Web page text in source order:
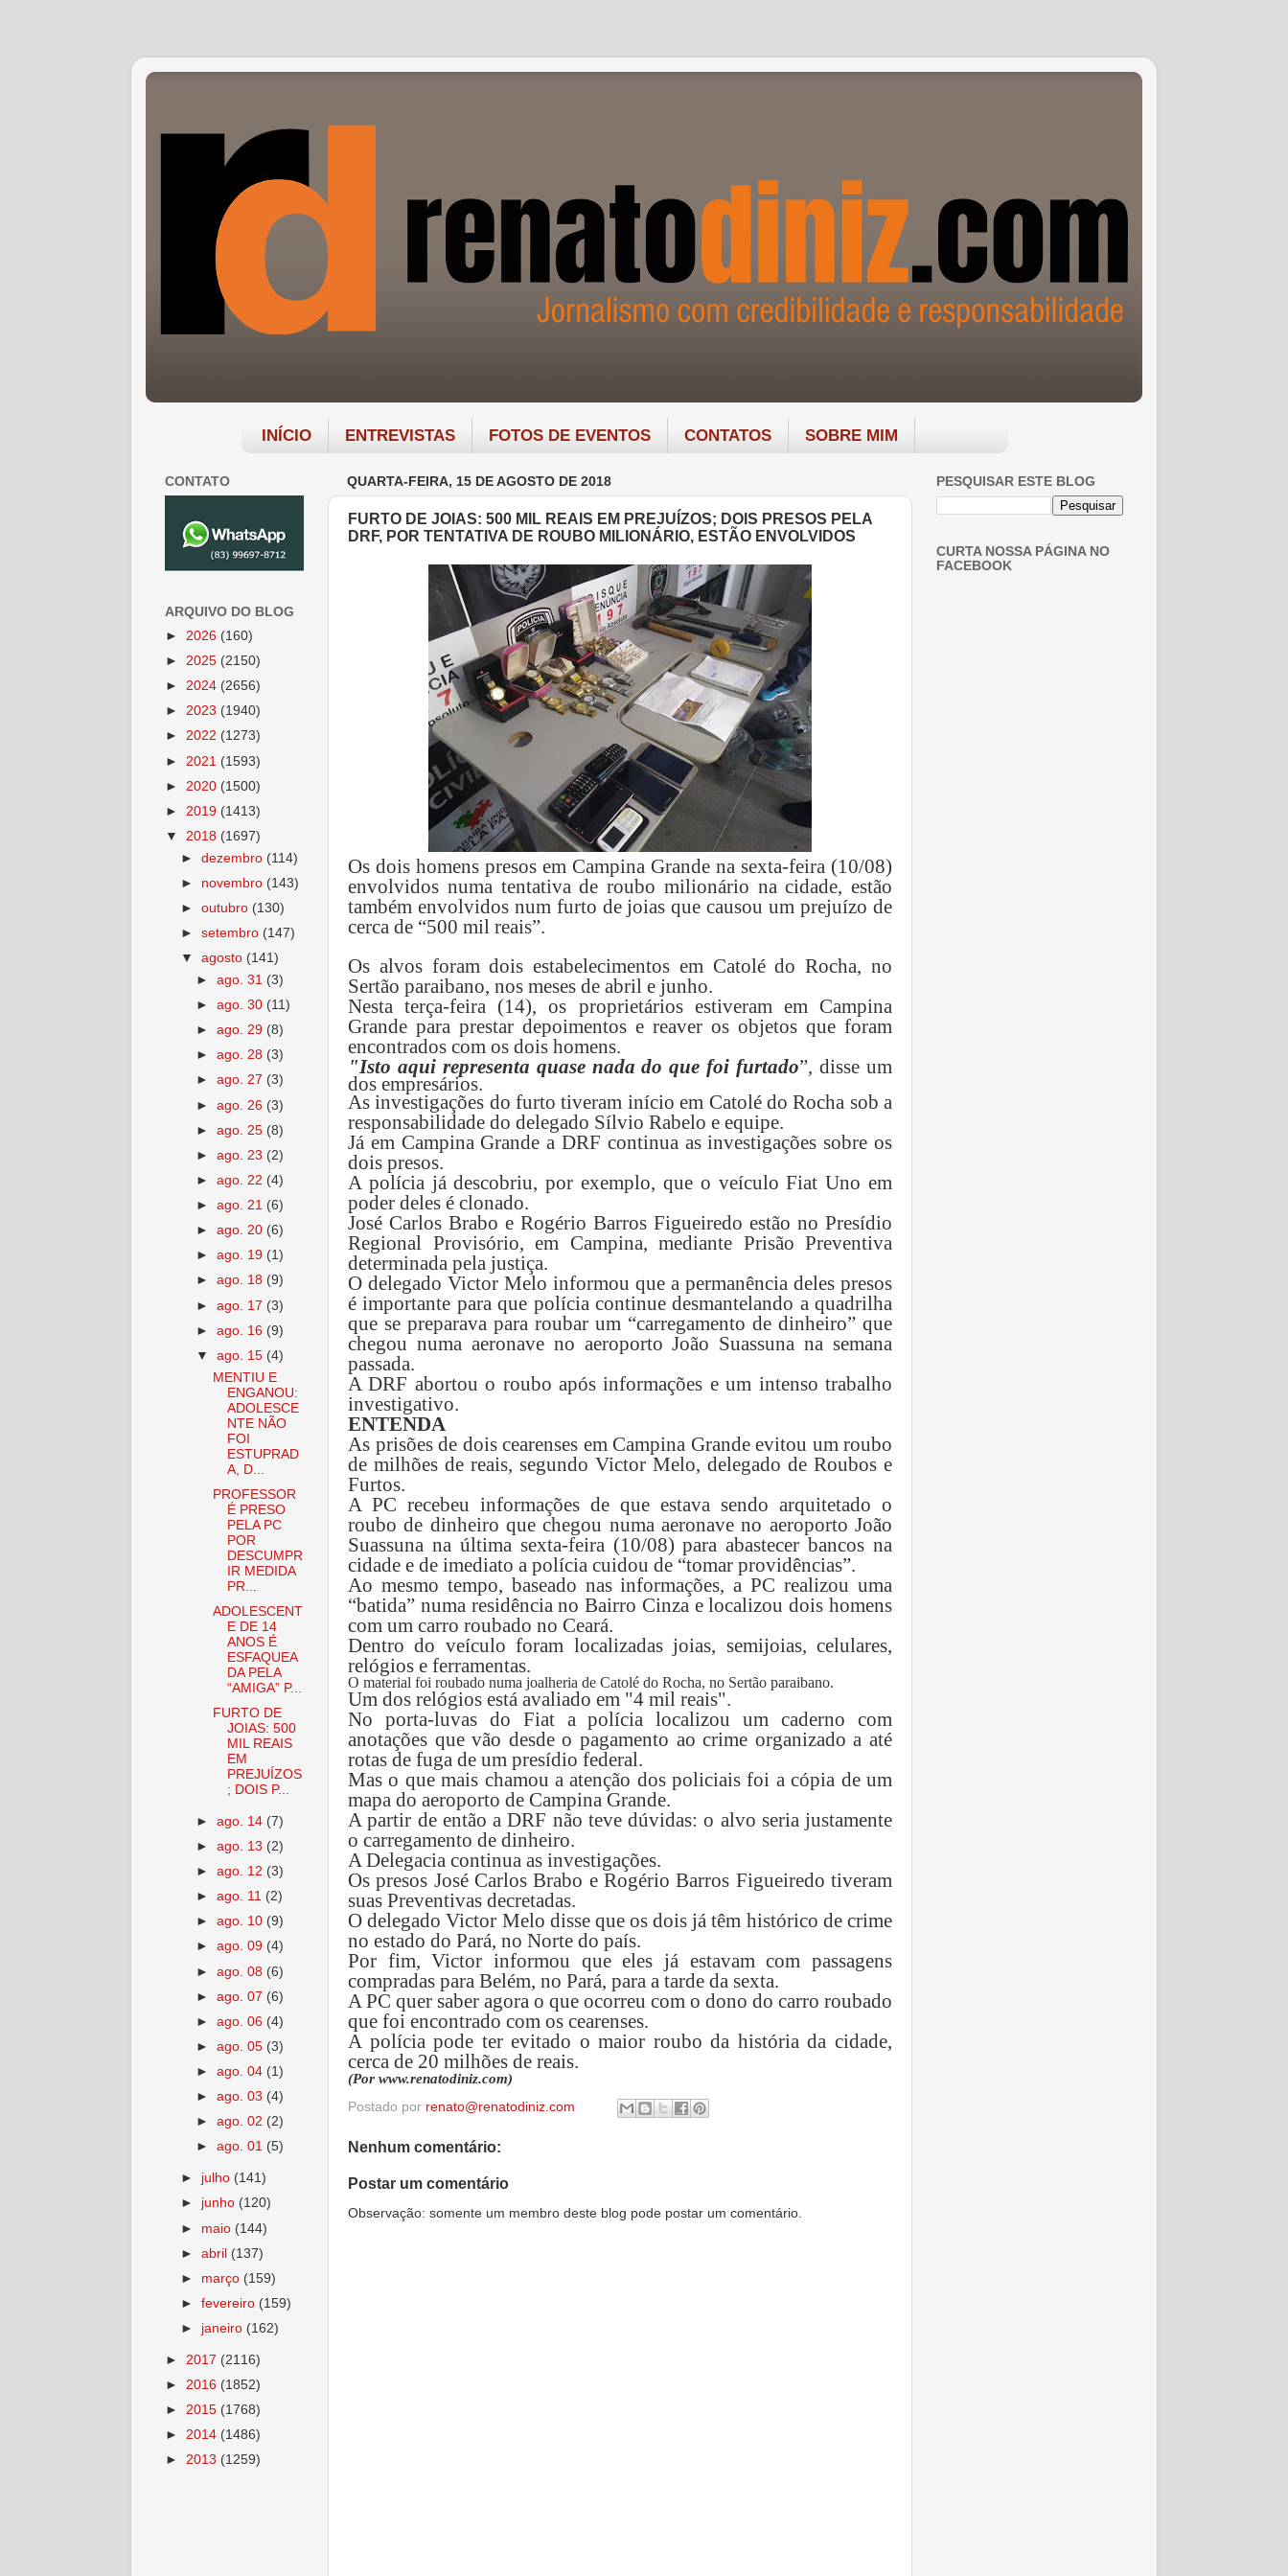
INÍCIO ENTREVISTAS FOTOS DE EVENTOS CONTATOS SOBRE MIM
QUARTA-FEIRA, 15 DE AGOSTO DE 2018
FURTO DE JOIAS: 500 MIL REAIS EM PREJUÍZOS; DOIS PRESOS PELA
DRF, POR TENTATIVA DE ROUBO MILIONÁRIO, ESTÃO ENVOLVIDOS
Os dois homens presos em Campina Grande na sexta-feira (10/08)
envolvidos numa tentativa de roubo milionário na cidade, estão
também envolvidos num furto de joias que causou um prejuízo de
cerca de “500 mil reais”.
Os alvos foram dois estabelecimentos em Catolé do Rocha, no
Sertão paraibano, nos meses de abril e junho.
Nesta terça-feira (14), os proprietários estiveram em Campina
Grande para prestar depoimentos e reaver os objetos que foram
encontrados com os dois homens.
"Isto aqui representa quase nada do que foi furtado”, disse um
dos empresários.
As investigações do furto tiveram início em Catolé do Rocha sob a
responsabilidade do delegado Sílvio Rabelo e equipe.
Já em Campina Grande a DRF continua as investigações sobre os
dois presos.
A polícia já descobriu, por exemplo, que o veículo Fiat Uno em
poder deles é clonado.
José Carlos Brabo e Rogério Barros Figueiredo estão no Presídio
Regional Provisório, em Campina, mediante Prisão Preventiva
determinada pela justiça.
O delegado Victor Melo informou que a permanência deles presos
é importante para que polícia continue desmantelando a quadrilha
que se preparava para roubar um “carregamento de dinheiro” que
chegou numa aeronave no aeroporto João Suassuna na semana
passada.
A DRF abortou o roubo após informações e um intenso trabalho
investigativo.
ENTENDA
As prisões de dois cearenses em Campina Grande evitou um roubo
de milhões de reais, segundo Victor Melo, delegado de Roubos e
Furtos.
A PC recebeu informações de que estava sendo arquitetado o
roubo de dinheiro que chegou numa aeronave no aeroporto João
Suassuna na última sexta-feira (10/08) para abastecer bancos na
cidade e de imediato a polícia cuidou de “tomar providências”.
Ao mesmo tempo, baseado nas informações, a PC realizou uma
“batida” numa residência no Bairro Cinza e localizou dois homens
com um carro roubado no Ceará.
Dentro do veículo foram localizadas joias, semijoias, celulares,
relógios e ferramentas.
O material foi roubado numa joalheria de Catolé do Rocha, no Sertão paraibano.
Um dos relógios está avaliado em "4 mil reais".
No porta-luvas do Fiat a polícia localizou um caderno com
anotações que vão desde o pagamento ao crime organizado a até
rotas de fuga de um presídio federal.
Mas o que mais chamou a atenção dos policiais foi a cópia de um
mapa do aeroporto de Campina Grande.
A partir de então a DRF não teve dúvidas: o alvo seria justamente
o carregamento de dinheiro.
A Delegacia continua as investigações.
Os presos José Carlos Brabo e Rogério Barros Figueiredo tiveram
suas Preventivas decretadas.
O delegado Victor Melo disse que os dois já têm histórico de crime
no estado do Pará, no Norte do país.
Por fim, Victor informou que eles já estavam com passagens
compradas para Belém, no Pará, para a tarde da sexta.
A PC quer saber agora o que ocorreu com o dono do carro roubado
que foi encontrado com os cearenses.
A polícia pode ter evitado o maior roubo da história da cidade,
cerca de 20 milhões de reais.
(Por www.renatodiniz.com)
Postado por renato@renatodiniz.com
Nenhum comentário:
Postar um comentário
Observação: somente um membro deste blog pode postar um comentário.
CONTATO
ARQUIVO DO BLOG
► 2026 (160)
► 2025 (2150)
► 2024 (2656)
► 2023 (1940)
► 2022 (1273)
► 2021 (1593)
► 2020 (1500)
► 2019 (1413)
▼ 2018 (1697)
►dezembro (114)
► novembro (143)
►outubro (130)
►setembro (147)
▼agosto (141)
►ago. 31 (3)
►ago. 30 (11)
►ago. 29 (8)
►ago. 28 (3)
►ago. 27 (3)
►ago. 26 (3)
►ago. 25 (8)
►ago. 23 (2)
►ago. 22 (4)
►ago. 21 (6)
►ago. 20 (6)
►ago. 19 (1)
►ago. 18 (9)
►ago. 17 (3)
►ago. 16 (9)
▼ago. 15 (4)
MENTIU E
ENGANOU:
ADOLESCE
NTE NÃO
FOI
ESTUPRAD
A, D...
PROFESSOR
É PRESO
PELA PC
POR
DESCUMPR
IR MEDIDA
PR...
ADOLESCENT
E DE 14
ANOS É
ESFAQUEA
DA PELA
“AMIGA” P...
FURTO DE
JOIAS: 500
MIL REAIS
EM
PREJUÍZOS
; DOIS P...
►ago. 14 (7)
►ago. 13 (2)
►ago. 12 (3)
►ago. 11 (2)
►ago. 10 (9)
►ago. 09 (4)
►ago. 08 (6)
►ago. 07 (6)
►ago. 06 (4)
►ago. 05 (3)
►ago. 04 (1)
►ago. 03 (4)
►ago. 02 (2)
►ago. 01 (5)
► julho (141)
► junho (120)
► maio (144)
►abril (137)
► março (159)
►fevereiro (159)
► janeiro (162)
► 2017 (2116)
► 2016 (1852)
► 2015 (1768)
► 2014 (1486)
► 2013 (1259)
PESQUISAR ESTE BLOG
CURTA NOSSA PÁGINA NO
FACEBOOK